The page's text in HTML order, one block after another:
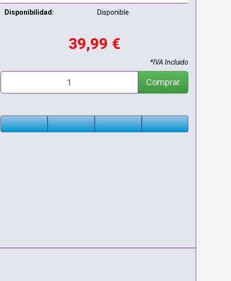
Disponibilidad: Disponible
39,99 €
*IVA Incluido
Comprar